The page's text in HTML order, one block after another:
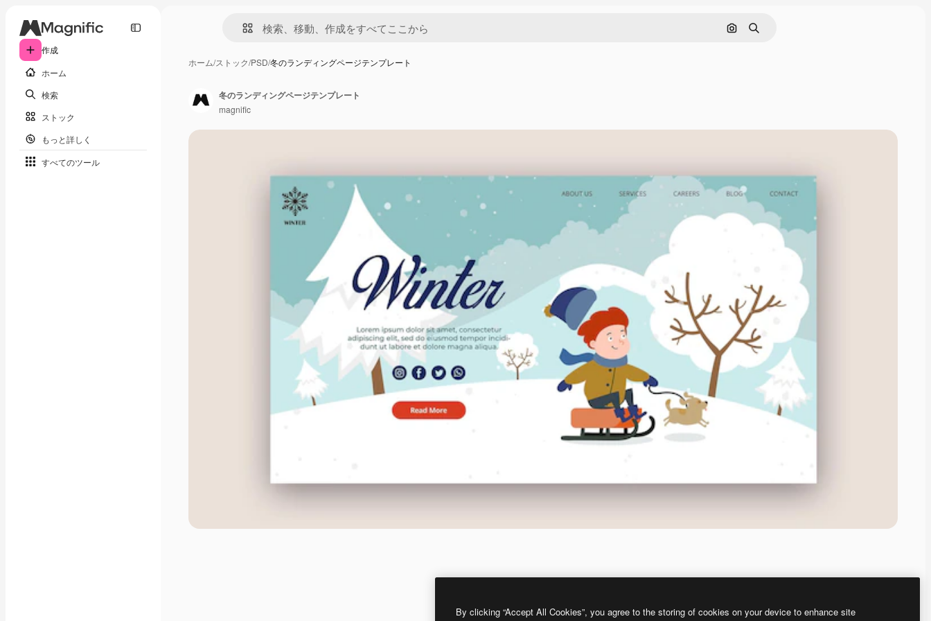
作成
ホーム
検索
ストック
もっと詳しく
すべてのツール
画像で検索
検索
ホーム/ストック/PSD/冬のランディングページテンプレート
冬のランディングページテンプレート
magnific
By clicking “Accept All Cookies”, you agree to the storing of cookies on your device to enhance site